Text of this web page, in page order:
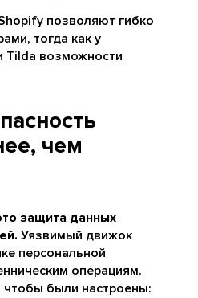
позволяют гибко
тогда как у
Tilda возможности
чем
защита данных
Уязвимый движок
персональной
операциям.
были настроены: